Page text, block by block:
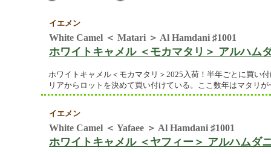
イエメン
White Camel ＜ Matari ＞ Al Hamdani ♯1001
ホワイトキャメル ＜モカマタリ＞ アルハム
ホワイトキャメル＜モカマタリ＞2025入荷！半年ごとに買い
リアからロットを決めて買い付けている。ここ数年はマタリ
イエメン
White Camel ＜ Yafaee ＞ Al Hamdani ♯1001
ホワイトキャメル ＜ヤフィー＞ アルハムダ